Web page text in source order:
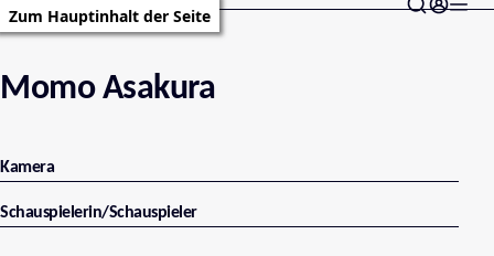
Zum Hauptinhalt der Seite
Momo Asakura
Kamera
Schauspielerin/Schauspieler